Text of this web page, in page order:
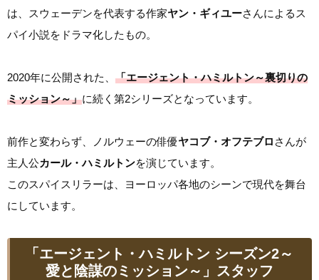
は、スウェーデンを代表する作家ヤン・ギィユーさんによるス
パイ小説をドラマ化したもの。
2020年に公開された、 「エージェント・ハミルトン～裏切りの
ミッション～」に続く第2シリーズとなっています。
前作と変わらず、ノルウェーの俳優ヤコブ・オフテブロ さんが
主人公カール・ハミルトンを演じています。
このスパイスリラーは、ヨーロッパ各地のシーンで現代を舞台
にしています。
「エージェント・ハミルトン シーズン2～
愛と陰謀のミッション～」スタッフ